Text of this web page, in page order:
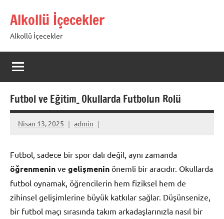
geçAlkollü İçecekler
Alkollü İçecekler
Futbol ve Eğitim_ Okullarda Futbolun Rolü
Nisan 13, 2025 admin
Futbol, sadece bir spor dalı değil, aynı zamanda
öğrenmenin ve gelişmenin önemli bir aracıdır. Okullarda
futbol oynamak, öğrencilerin hem fiziksel hem de
zihinsel gelişimlerine büyük katkılar sağlar. Düşünsenize,
bir futbol maçı sırasında takım arkadaşlarınızla nasıl bir